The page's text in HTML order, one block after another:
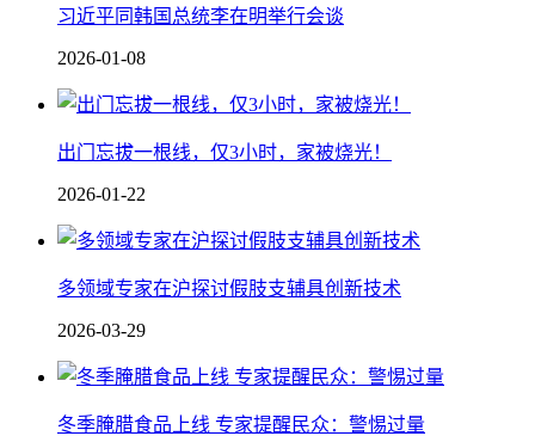
习近平同韩国总统李在明举行会谈
2026-01-08
出门忘拔一根线，仅3小时，家被烧光！
2026-01-22
多领域专家在沪探讨假肢支辅具创新技术
2026-03-29
冬季腌腊食品上线 专家提醒民众：警惕过量